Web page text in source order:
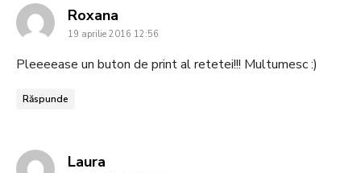
Roxana
19 aprilie 2016 12:56
Pleeeease un buton de print al retetei!!! Multumesc :)
Răspunde
Laura